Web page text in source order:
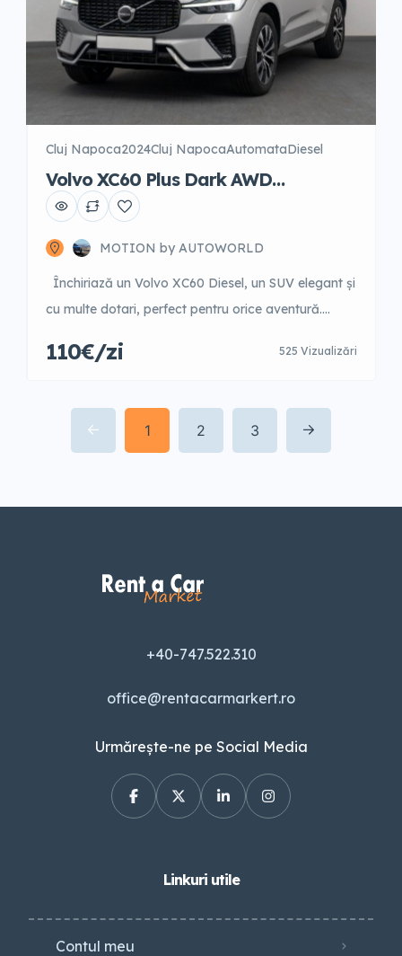
Cluj Napoca2024Cluj NapocaAutomataDiesel
Volvo XC60 Plus Dark AWD
Geartronic
MOTION by AUTOWORLD
Închiriază un Volvo XC60 Diesel, un SUV elegant și
cu multe dotari, perfect pentru orice aventură.
premium, ideal pentru călătorii lungi. Echipat cu
navigație și conectivitate Bluetooth, vei avea tot ce
îți trebuie la îndemână. Motorul diesel performant
110€/zi 525 Vizualizări
1 2 3
+40-747.522.310
office@rentacarmarkert.ro
Urmărește-ne pe Social Media
Linkuri utile
Contul meu